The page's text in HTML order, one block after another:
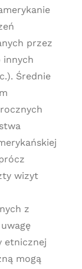
przez
innych
Średnie
wizyt
z
etnicznej
mogą